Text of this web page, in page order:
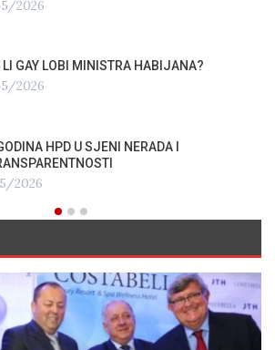
2026
LI GAY LOBI MINISTRA HABIJANA?
2026
HPD U SJENI NERADA I
2026